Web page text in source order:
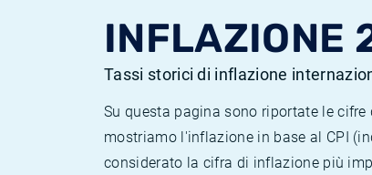
INFLAZIONE
Tassi storici di inflazione
Su questa pagina sono riportate le
mostriamo l'inflazione in base al CPI
considerato la cifra di inflazione più
Inflazione Svizzera
Tassi di inflazione storici